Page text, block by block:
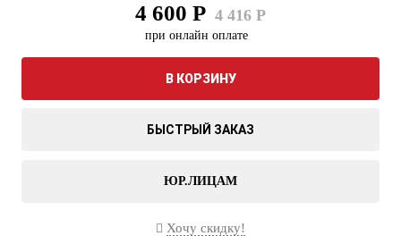
4 600 Р 4 416 Р
при онлайн оплате
В КОРЗИНУ
БЫСТРЫЙ ЗАКАЗ
ЮР.ЛИЦАМ
Хочу скидку!